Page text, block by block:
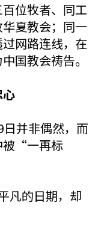
位牧者、同工
夏教会；同一
网路连线，在
国教会祷告。
并非偶然，而
被“一再标
凡的日期，却